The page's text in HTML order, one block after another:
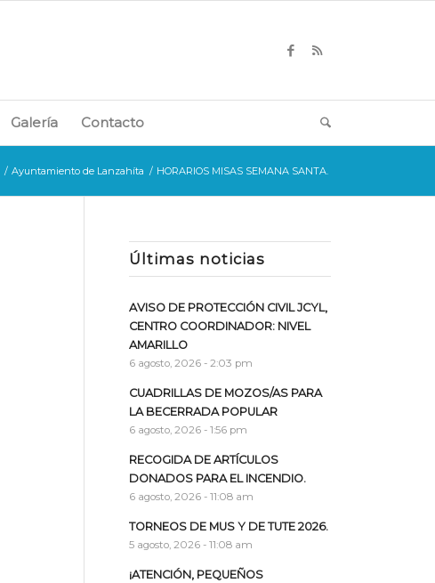
Galería Contacto
/ Ayuntamiento de Lanzahíta / HORARIOS MISAS SEMANA SANTA.
Últimas noticias
AVISO DE PROTECCIÓN CIVIL JCYL,
CENTRO COORDINADOR: NIVEL
AMARILLO
6 agosto, 2026 - 2:03 pm
CUADRILLAS DE MOZOS/AS PARA
LA BECERRADA POPULAR
6 agosto, 2026 - 1:56 pm
RECOGIDA DE ARTÍCULOS
DONADOS PARA EL INCENDIO.
6 agosto, 2026 - 11:08 am
TORNEOS DE MUS Y DE TUTE 2026.
5 agosto, 2026 - 11:08 am
¡ATENCIÓN, PEQUEÑOS